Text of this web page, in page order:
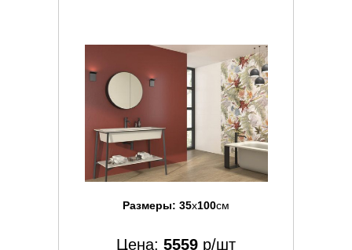
Размеры: 35x100см
Цена: 5559 р/шт